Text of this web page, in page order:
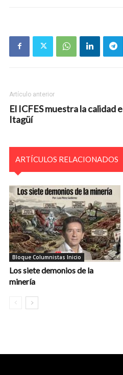
Artículo anterior
El ICFES muestra la calidad
Itagüí
ARTÍCULOS RELACIONADOS
Bloque Columnistas Inicio
Los siete demonios de la
minería